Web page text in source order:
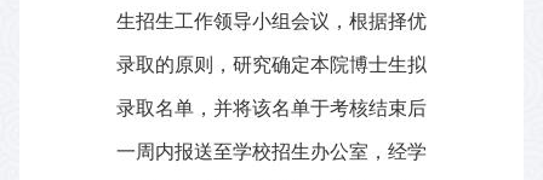
生招生工作领导小组会议，根据择优
录取的原则，研究确定本院博士生拟
录取名单，并将该名单于考核结束后
一周内报送至学校招生办公室，经学